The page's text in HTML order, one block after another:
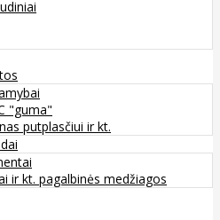
"guma"
putplasčiui ir kt.
ir kt. pagalbinės medžiagos